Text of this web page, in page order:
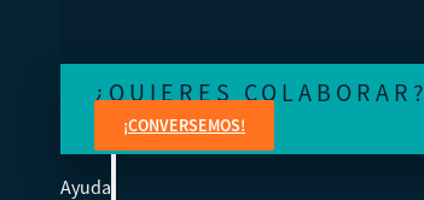
¿QUIERES COLABORAR?
¡CONVERSEMOS!
Ayuda